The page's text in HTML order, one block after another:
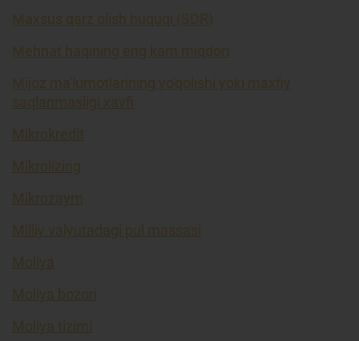
Maxsus qarz olish huquqi (SDR)
Mehnat haqining eng kam miqdori
Mijoz ma'lumotlarining yo'qolishi yoki maxfiy
saqlanmasligi xavfi
Mikrokredit
Mikrolizing
Mikrozaym
Milliy valyutadagi pul massasi
Moliya
Moliya bozori
Moliya tizimi